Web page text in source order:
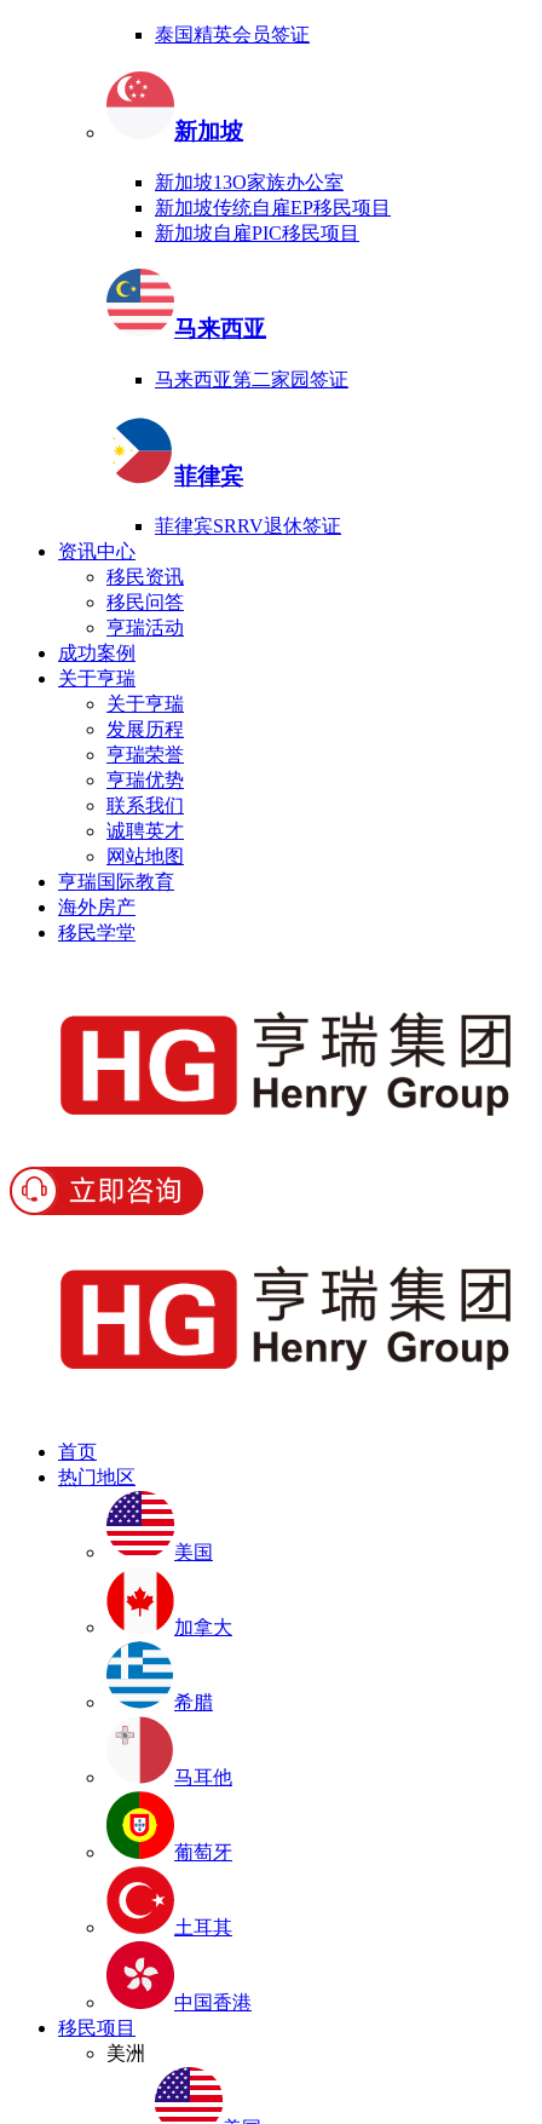
泰国精英会员签证
新加坡
新加坡13O家族办公室
新加坡传统自雇EP移民项目
新加坡自雇PIC移民项目
马来西亚
马来西亚第二家园签证
菲律宾
菲律宾SRRV退休签证
资讯中心
移民资讯
移民问答
亨瑞活动
成功案例
关于亨瑞
关于亨瑞
发展历程
亨瑞荣誉
亨瑞优势
联系我们
诚聘英才
网站地图
亨瑞国际教育
海外房产
移民学堂
首页
热门地区
美国
加拿大
希腊
马耳他
葡萄牙
土耳其
中国香港
移民项目
美洲